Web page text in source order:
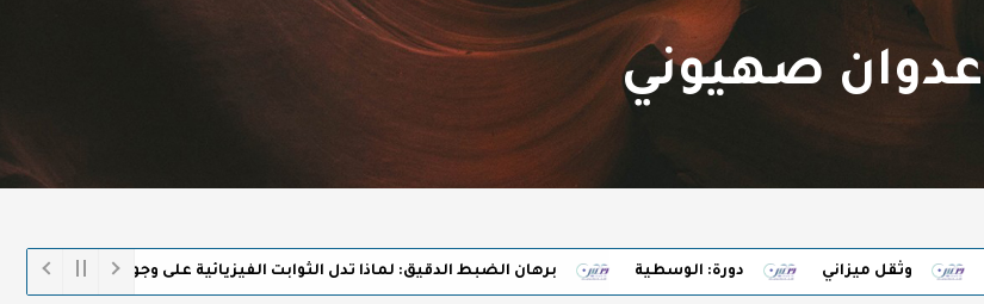
عدوان صهيوني
وثقل ميزاني دورة: الوسطية برهان الضبط الدقيق: لماذا تدل الثوابت الفيزيائية على وجود الخالق خطبة